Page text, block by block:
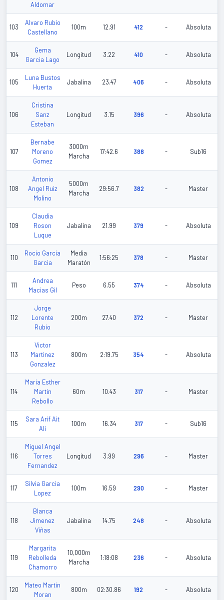
Aldomar
103
Alvaro Rubio
Castellano
100m 12.91 412 - Absoluta
104
Gema
Garcia Lago
Longitud 3.22 410 - Absoluta
105
Luna Bustos
Huerta
Jabalina 23.47 406 - Absoluta
106
Cristina
Sanz
Esteban
Longitud 3.15 396 - Absoluta
107
Bernabe
Moreno
Gomez
3000m
Marcha
17:42.6 388 - Sub16
108
Antonio
Angel Ruiz
Molino
5000m
Marcha
29:56.7 382 - Master
109
Claudia
Roson
Luque
Jabalina 21.99 379 - Absoluta
110
Rocio Garcia
Garcia
Media
Maratón
1:56:25 378 - Master
111
Andrea
Macias Gil
Peso 6.55 374 - Absoluta
112
Jorge
Lorente
Rubio
200m 27.40 372 - Master
113
Victor
Martinez
Gonzalez
800m 2:19.75 354 - Absoluta
114
Maria Esther
Martin
Rebollo
60m 10.43 317 - Master
115
Sara Arif Ait
Ali
100m 16.34 317 - Sub16
116
Miguel Angel
Torres
Fernandez
Longitud 3.99 296 - Master
117
Silvia Garcia
Lopez
100m 16.59 290 - Master
118
Blanca
Jimenez
Viñas
Jabalina 14.75 248 - Absoluta
119
Margarita
Rebolleda
Chamorro
10,000m
Marcha
1:18:08 236 - Absoluta
120
Mateo Martin
Moran
800m 02:30.86 192 - Absoluta